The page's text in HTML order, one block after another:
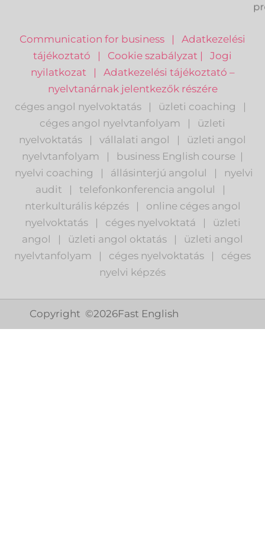
Communication for business | Adatkezelési
tájékoztató | Cookie szabályzat | Jogi
nyilatkozat | Adatkezelési tájékoztató –
nyelvtanárnak jelentkezők részére
céges angol nyelvoktatás
| üzleti coaching
|
céges angol nyelvtanfolyam
|
üzleti
nyelvoktatás
| vállalati angol |
üzleti angol
nyelvtanfolyam
| business English course |
nyelvi coaching
| állásinterjú angolul |
nyelvi
audit
| telefonkonferencia angolul
|
nterkulturális képzés
| online céges angol
nyelvoktatás
| céges nyelvoktatá |
üzleti
angol
| üzleti angol oktatás |
üzleti angol
nyelvtanfolyam
| céges nyelvoktatás |
céges
nyelvi képzés
Copyright ©2026Fast English